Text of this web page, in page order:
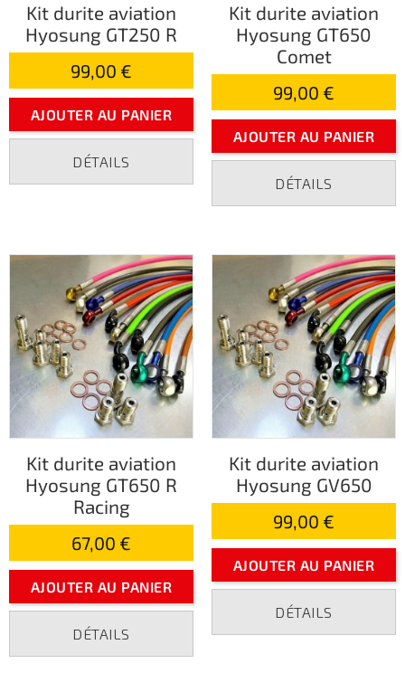
Kit durite aviation
Hyosung GT250 R
99,00 €
AJOUTER AU PANIER
DÉTAILS
Kit durite aviation
Hyosung GT650
Comet
99,00 €
AJOUTER AU PANIER
DÉTAILS
Kit durite aviation
Hyosung GT650 R
Racing
67,00 €
AJOUTER AU PANIER
DÉTAILS
Kit durite aviation
Hyosung GV650
99,00 €
AJOUTER AU PANIER
DÉTAILS